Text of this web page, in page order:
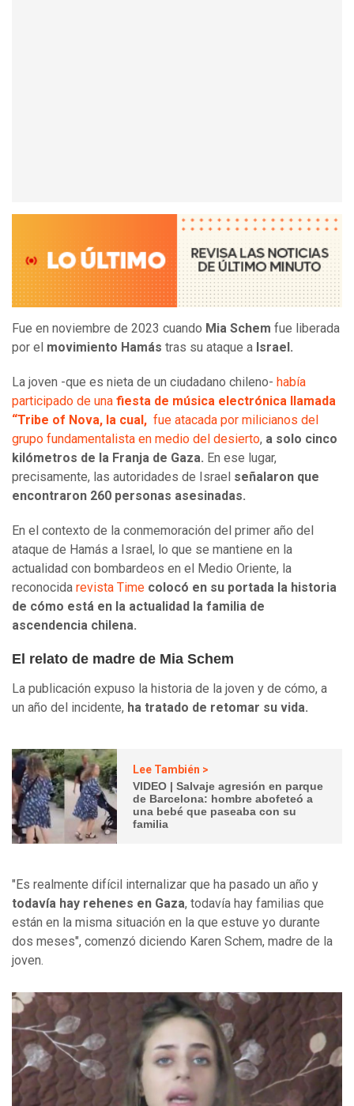
Fue en noviembre de 2023 cuando Mia Schem fue liberada
por el movimiento Hamás tras su ataque a Israel.
La joven -que es nieta de un ciudadano chileno- había
participado de una fiesta de música electrónica llamada
“Tribe of Nova, la cual, fue atacada por milicianos del
grupo fundamentalista en medio del desierto, a solo cinco
kilómetros de la Franja de Gaza. En ese lugar,
precisamente, las autoridades de Israel señalaron que
encontraron 260 personas asesinadas.
En el contexto de la conmemoración del primer año del
ataque de Hamás a Israel, lo que se mantiene en la
actualidad con bombardeos en el Medio Oriente, la
reconocida revista Time colocó en su portada la historia
de cómo está en la actualidad la familia de
ascendencia chilena.
El relato de madre de Mia Schem
La publicación expuso la historia de la joven y de cómo, a
un año del incidente, ha tratado de retomar su vida.
Lee También >
VIDEO | Salvaje agresión en parque
de Barcelona: hombre abofeteó a
una bebé que paseaba con su
familia
"Es realmente difícil internalizar que ha pasado un año y
todavía hay rehenes en Gaza, todavía hay familias que
están en la misma situación en la que estuve yo durante
dos meses", comenzó diciendo Karen Schem, madre de la
joven.